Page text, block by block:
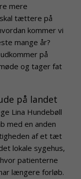
mere
tættere på
kommer vi
mange år?
på
og tager fat
på landet
Lina Hundebøll
med en anden
af et tæt
lokale sygehus,
patienterne
længere forløb.